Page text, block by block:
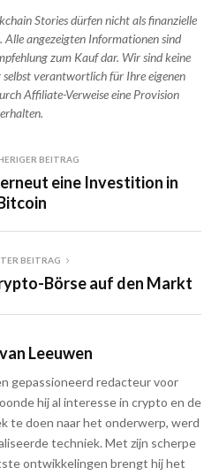
Stories dürfen nicht als finanzielle
Alle angezeigten Informationen sind
zum Kauf dar. Wir sind keine
selbst verantwortlich für Ihre eigenen
Affiliate-Verweise eine Provision
erhalten.
BEITRAG
eine Investition in
BEITRAG
Börse auf den Markt
Leeuwen
gepassioneerd redacteur voor
hij al interesse in crypto en de
te doen naar het onderwerp, werd
techniek. Met zijn scherpe
ontwikkelingen brengt hij het